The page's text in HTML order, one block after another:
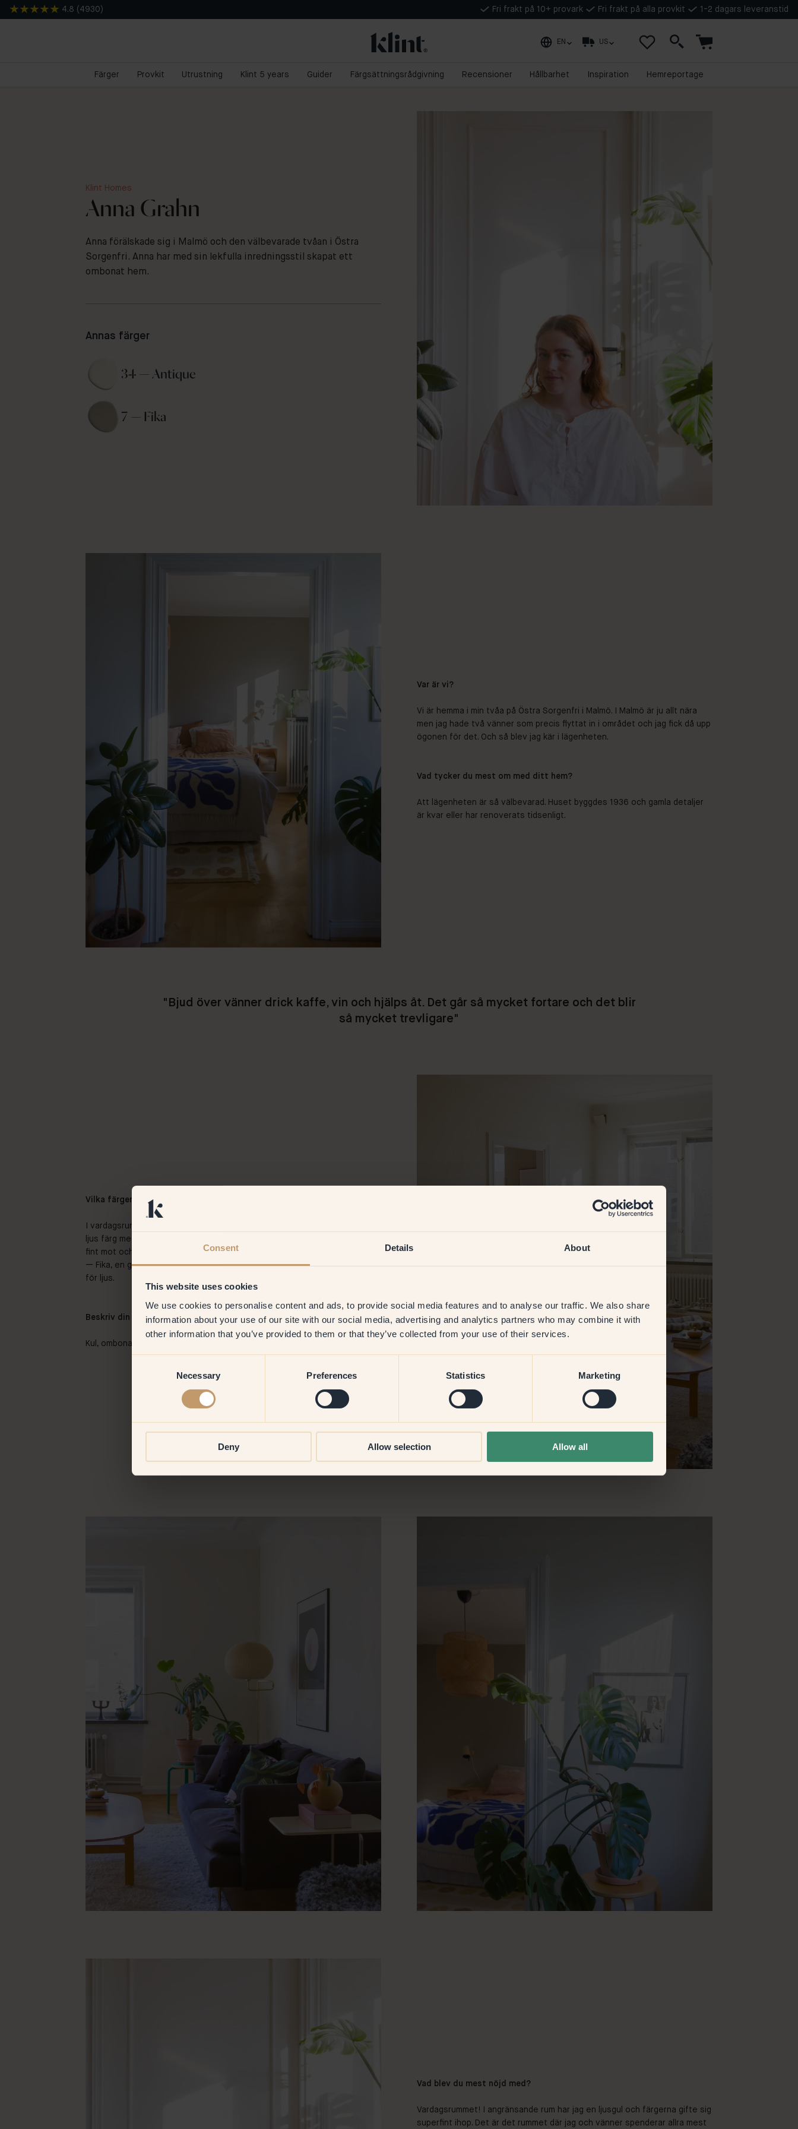
Consent Details About
This website uses cookies
We use cookies to personalise content and ads, to provide social media features and to analyse our traffic. We also share
information about your use of our site with our social media, advertising and analytics partners who may combine it with
other information that you’ve provided to them or that they’ve collected from your use of their services.
Necessary Preferences Statistics Marketing
Deny Allow selection Allow all
4.8 ( 4930 ) Fri frakt på 10+ provark Fri frakt på alla provkit 1-2 dagars leveranstid
EN US
Färger Provkit Utrustning Klint 5 years Guider Färgsättningsrådgivning Recensioner Hållbarhet Inspiration Hemreportage
Klint Homes
Anna Grahn
Anna förälskade sig i Malmö och den välbevarade tvåan i Östra
Sorgenfri. Anna har med sin lekfulla inredningsstil skapat ett
ombonat hem.
Annas färger
34 — Antique
7 — Fika
Var är vi?
Vi är hemma i min tvåa på Östra Sorgenfri i Malmö. I Malmö är ju allt nära
men jag hade två vänner som precis flyttat in i området och jag fick då upp
ögonen för det. Och så blev jag kär i lägenheten.
Vad tycker du mest om med ditt hem?
Att lägenheten är så välbevarad. Huset byggdes 1936 och gamla detaljer
är kvar eller har renoverats tidsenligt.
"Bjud över vänner drick kaffe, vin och hjälps åt. Det går så mycket fortare och det blir
så mycket trevligare"
Vilka färger har du valt och vad fick dig att fastna för just dom?
I vardagsrummet har jag valt färgen 34 — Antique. Där ville jag måla med en
ljus färg med lite värme, inte helt vitt. Jag tycker också att den bryter av
fint mot och framhäver det välvda taket. I sovrummet har jag målat med 7
— Fika, en gråbeige färg som jag tycker känns lugn, inte för mörk och inte
för ljus.
Beskriv din inredningsstil med tre ord?
Kul, ombonat och personligt.
Vad blev du mest nöjd med?
Vardagsrummet! I angränsande rum har jag en ljusgul och färgerna gifte sig
superfint ihop. Det är det rummet där jag och vänner spenderar allra mest